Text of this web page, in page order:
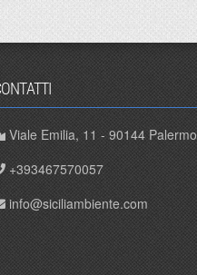
Viale Emilia, 11 - 90144 Palermo
+393467570057
info@siciliambiente.com